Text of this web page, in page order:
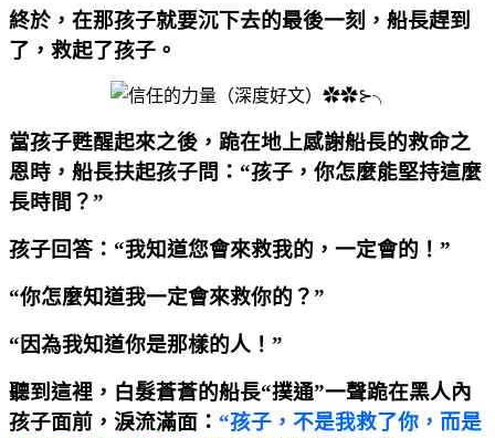
終於，在那孩子就要沉下去的最後一刻，船長趕到
了，救起了孩子。
當孩子甦醒起來之後，跪在地上感謝船長的救命之
恩時，船長扶起孩子問：“孩子，你怎麼能堅持這麼
長時間？”
孩子回答： “我知道您會來救我的，一定會的！”
“你怎麼知道我一定會來救你的？”
“因為我知道你是那樣的人！”
聽到這裡，白髮蒼蒼的船長“撲通”一聲跪在黑人內
孩子面前，淚流滿面： “孩子，不是我救了你，而是